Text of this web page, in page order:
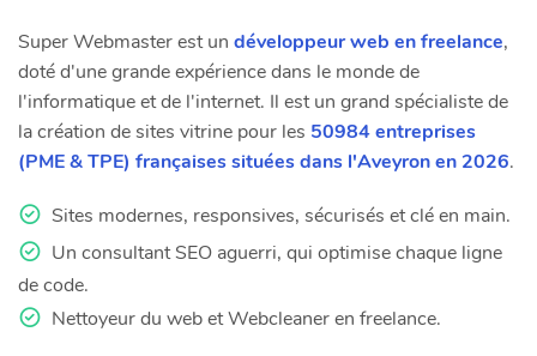
Super Webmaster est un développeur web en freelance,
doté d'une grande expérience dans le monde de
l'informatique et de l'internet. Il est un grand spécialiste de
la création de sites vitrine pour les 50984 entreprises
(PME & TPE) françaises situées dans l'Aveyron en 2026.
Sites modernes, responsives, sécurisés et clé en main.
Un consultant SEO aguerri, qui optimise chaque ligne
de code.
Nettoyeur du web et Webcleaner en freelance.